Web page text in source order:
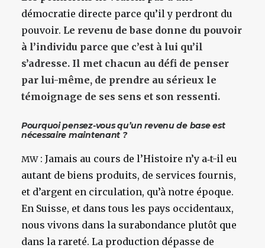
démocratie directe parce qu’il y perdront du
pouvoir. Le revenu de base donne du pouvoir
à l’individu parce que c’est à lui qu’il
s’adresse. Il met chacun au défi de penser
par lui-même, de prendre au sérieux le
témoignage de ses sens et son ressenti.
Pourquoi pensez-vous qu’un revenu de base est
nécessaire maintenant ?
MW: Jamais au cours de l’Histoire n’y a‑t-il eu
autant de biens produits, de services fournis,
et d’argent en circulation, qu’à notre époque.
En Suisse, et dans tous les pays occidentaux,
nous vivons dans la surabondance plutôt que
dans la rareté. La production dépasse de